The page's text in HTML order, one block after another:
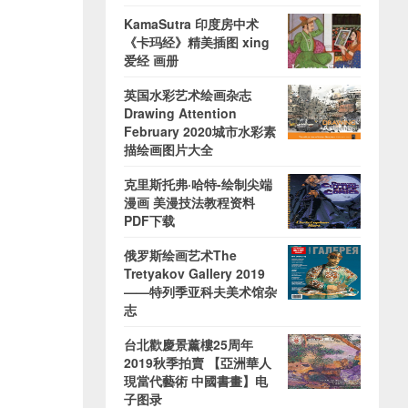
KamaSutra 印度房中术
《卡玛经》精美插图 xing
爱经 画册
英国水彩艺术绘画杂志
Drawing Attention
February 2020城市水彩素
描绘画图片大全
克里斯托弗·哈特-绘制尖端
漫画 美漫技法教程资料
PDF下载
俄罗斯绘画艺术The
Tretyakov Gallery 2019
——特列季亚科夫美术馆杂
志
台北歡慶景薰樓25周年
2019秋季拍賣 【亞洲華人
現當代藝術 中國書畫】电
子图录